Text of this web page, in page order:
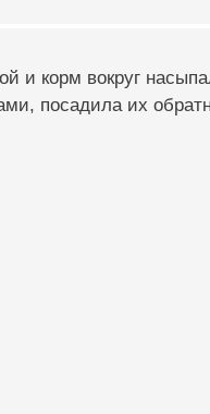
и корм вокруг
посадила их